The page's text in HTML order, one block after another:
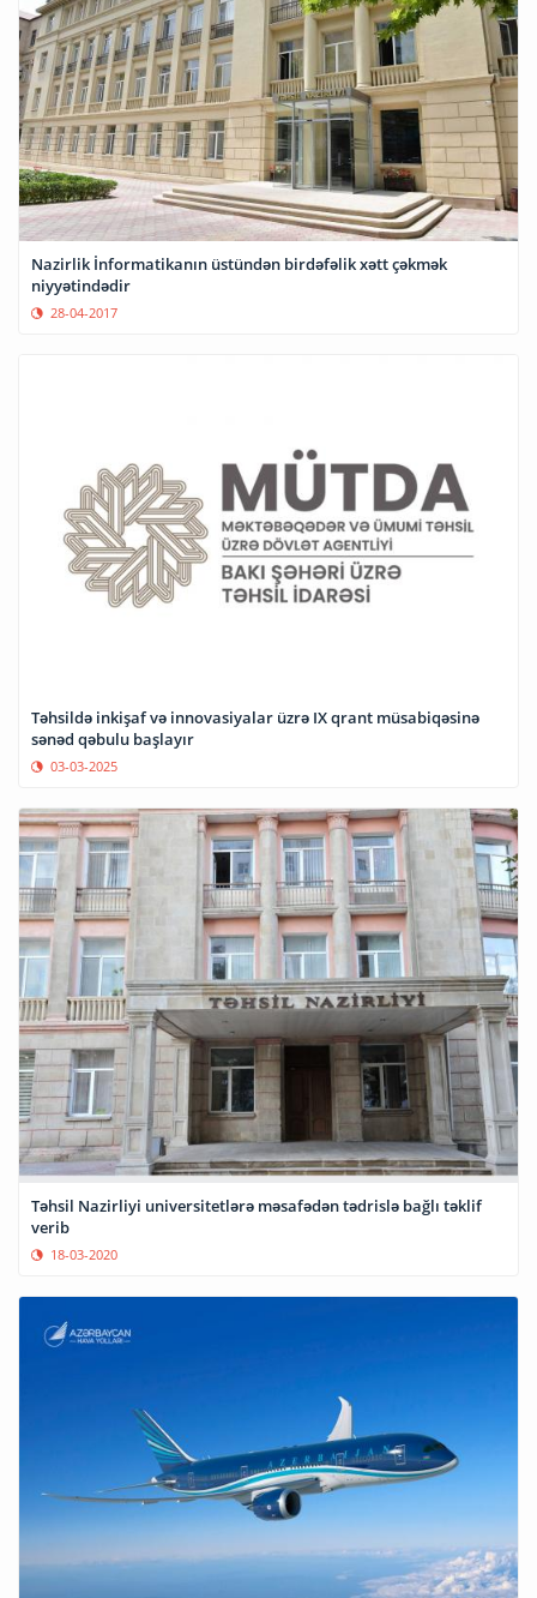
Nazirlik İnformatikanın üstündən birdəfəlik xətt çəkmək
niyyətindədir
28-04-2017
Təhsildə inkişaf və innovasiyalar üzrə IX qrant müsabiqəsinə
sənəd qəbulu başlayır
03-03-2025
Təhsil Nazirliyi universitetlərə məsafədən tədrislə bağlı təklif
verib
18-03-2020